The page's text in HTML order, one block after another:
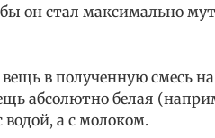
он стал максимально
в полученную смесь на
абсолютно белая
а с молоком.